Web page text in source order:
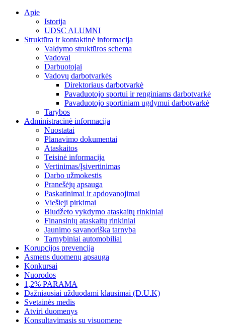
Skip
Apie
Istorija
UDSC ALUMNI
Struktūra ir kontaktinė informacija
Valdymo struktūros schema
Vadovai
Darbuotojai
Vadovų darbotvarkės
Direktoriaus darbotvarkė
Pavaduotojo sportui ir renginiams darbotvarkė
Pavaduotojo sportiniam ugdymui darbotvarkė
Tarybos
Administracinė informacija
Nuostatai
Planavimo dokumentai
Ataskaitos
Teisinė informacija
Vertinimas/Įsivertinimas
Darbo užmokestis
Pranešėjų apsauga
Paskatinimai ir apdovanojimai
Viešieji pirkimai
Biudžeto vykdymo ataskaitų rinkiniai
Finansinių ataskaitų rinkiniai
Jaunimo savanoriška tarnyba
Tarnybiniai automobiliai
Korupcijos prevencija
Asmens duomenų apsauga
Konkursai
Nuorodos
1,2% PARAMA
Dažniausiai užduodami klausimai (D.U.K)
Svetainės medis
Atviri duomenys
Konsultavimasis su visuomene